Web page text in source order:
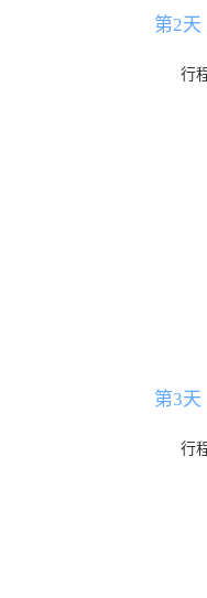
第2天
行
第3天
行